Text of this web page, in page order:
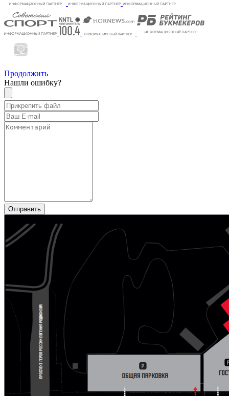
Продолжить
Нашли ошибку?